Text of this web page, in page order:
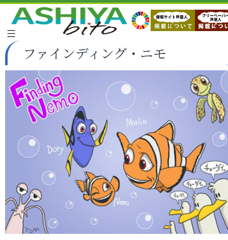
ファインディング・ニモ